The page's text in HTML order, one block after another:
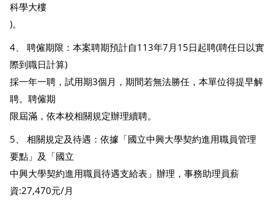
科學大樓
)。
4、 聘僱期限：本案聘期預計自113年7月15日起聘(聘任日以實
際到職日計算)
採一年一聘，試用期3個月，期間若無法勝任，本單位得提早解
聘。聘僱期
限屆滿，依本校相關規定辦理續聘。
5、 相關規定及待遇：依據「國立中興大學契約進用職員管理
要點」及「國立
中興大學契約進用職員待遇支給表」辦理，事務助理員薪
資:27,470元/月